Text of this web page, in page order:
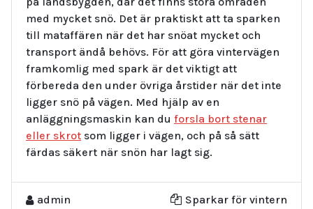
med mycket snö. Det är praktiskt att ta sparken
till mataffären när det har snöat mycket och
transport ändå behövs. För att göra vintervägen
framkomlig med spark är det viktigt att
förbereda den under övriga årstider när det inte
ligger snö på vägen. Med hjälp av en
anläggningsmaskin kan du forsla bort stenar
eller skrot som ligger i vägen, och på så sätt
färdas säkert när snön har lagt sig.
admin Sparkar för vintern